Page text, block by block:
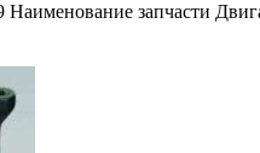
запчасти